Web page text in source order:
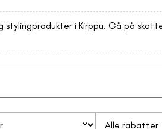
i Kirppu. Gå på